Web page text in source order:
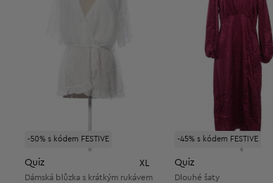
-50% s kódem FESTIVE
Quiz XL
Dámská blůzka s krátkým rukávem
-45% s kódem FESTIVE
Quiz
Dlouhé šaty